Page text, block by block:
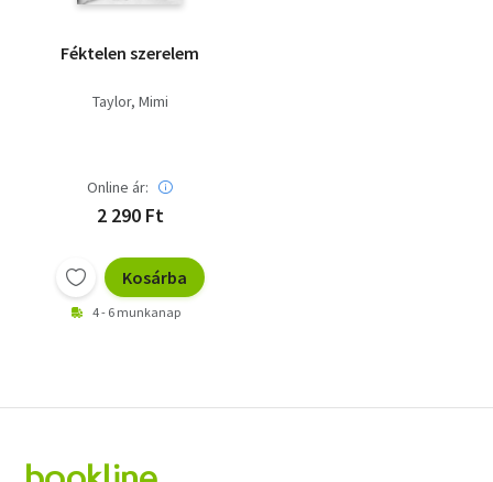
Féktelen szerelem
Taylor, Mimi
Online ár:
2 290 Ft
Kosárba
4 - 6 munkanap